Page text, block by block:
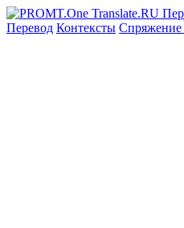
Перевод Контексты Спряжение